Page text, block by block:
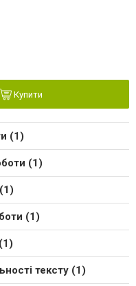
Купити
(1)
(1)
(1)
тексту (1)